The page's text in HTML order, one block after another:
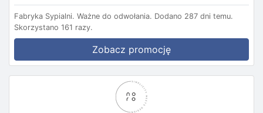
Fabryka Sypialni. Ważne do odwołania. Dodano 287 dni temu.
Skorzystano 161 razy.
Zobacz promocję